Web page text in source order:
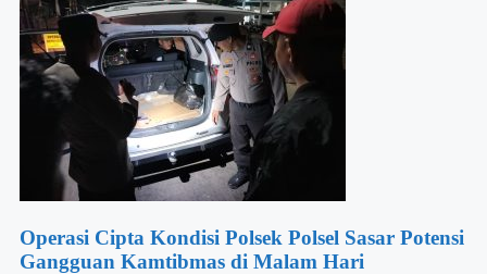
Operasi Cipta Kondisi Polsek Polsel Sasar Potensi
Gangguan Kamtibmas di Malam Hari